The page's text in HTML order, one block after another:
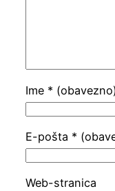
Ime *
E-pošta *
Web-stranica